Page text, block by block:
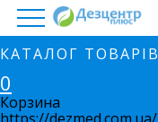
КАТАЛОГ ТОВАРІВ
0
Корзина